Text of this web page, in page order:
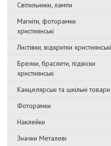
Світильники, лампи
Магніти, фоторамки
християнські
Листівки, відкритки християнські
Брелки, браслети, підвіски
християнські
Канцелярські та шкільні товари
Фоторамки
Наклейки
Значки Металеві